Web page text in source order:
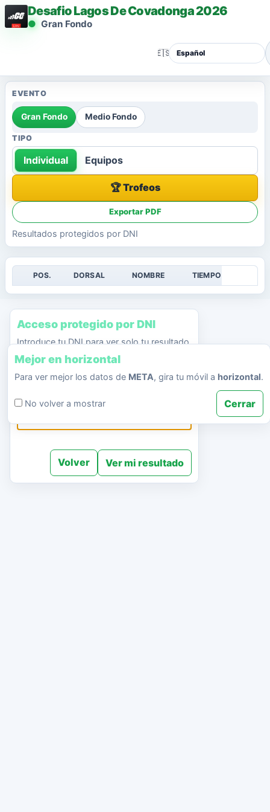
Desafio Lagos De Covadonga 2026
Gran Fondo
🇪🇸
EVENTO
Gran Fondo Medio Fondo
TIPO
Individual Equipos
🏆 Trofeos
Exportar PDF
Resultados protegidos por DNI
POS. DORSAL NOMBRE TIEMPO
Mejor en horizontal
Para ver mejor los datos de META, gira tu móvil a horizontal.
No volver a mostrar Cerrar
Acceso protegido por DNI
Introduce tu DNI para ver solo tu resultado.
EVENTO
DNI
Volver Ver mi resultado